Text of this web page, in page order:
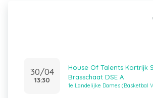
30/04
13:30
House Of Talents Kortrijk
Brasschaat DSE A
1e Landelijke Dames (Basketbal